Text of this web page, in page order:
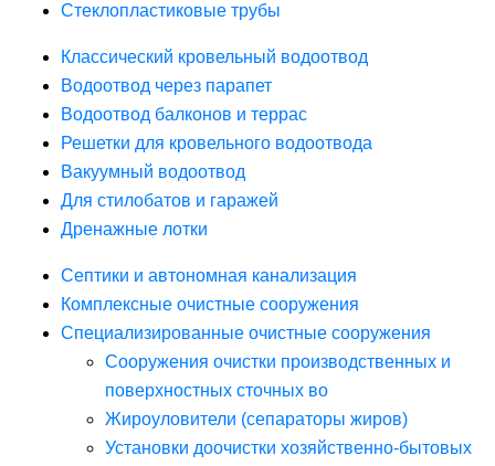
Стеклопластиковые трубы
Классический кровельный водоотвод
Водоотвод через парапет
Водоотвод балконов и террас
Решетки для кровельного водоотвода
Вакуумный водоотвод
Для стилобатов и гаражей
Дренажные лотки
Септики и автономная канализация
Комплексные очистные сооружения
Специализированные очистные сооружения
Сооружения очистки производственных и
поверхностных сточных во
Жироуловители (сепараторы жиров)
Установки доочистки хозяйственно-бытовых